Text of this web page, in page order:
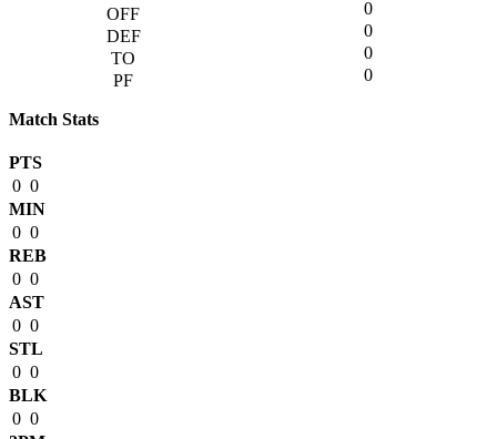
0
0
0
0
Match Stats
PTS
0 0
MIN
0 0
REB
0 0
AST
0 0
STL
0 0
BLK
0 0